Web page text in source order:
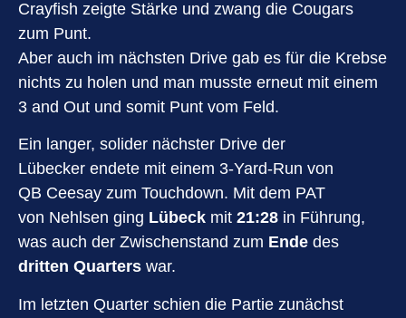
Crayfish zeigte Stärke und zwang die Cougars
zum Punt.
Aber auch im nächsten Drive gab es für die Krebse
nichts zu holen und man musste erneut mit einem
3 and Out und somit Punt vom Feld.
Ein langer, solider nächster Drive der
Lübecker endete mit einem 3-Yard-Run von
QB Ceesay zum Touchdown. Mit dem PAT
von Nehlsen ging Lübeck mit 21:28 in Führung,
was auch der Zwischenstand zum Ende des
dritten Quarters war.
Im letzten Quarter schien die Partie zunächst